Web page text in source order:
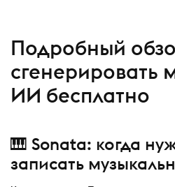
Подробный
сгенерировать
ИИ бесплатно
🎹 Sonata: когда
записать